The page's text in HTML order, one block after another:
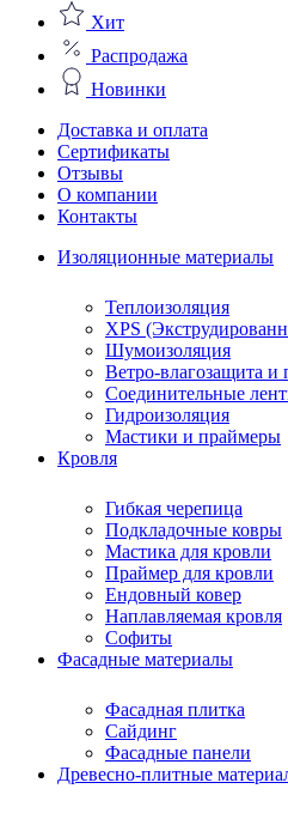
Хит
Распродажа
Новинки
Доставка и оплата
Сертификаты
Отзывы
О компании
Контакты
Изоляционные материалы
Теплоизоляция
XPS
Шумоизоляция
Ветро-влагозащита и
Соединительные
Гидроизоляция
Мастики и праймеры
Кровля
Гибкая черепица
Подкладочные ковры
Мастика для кровли
Праймер для кровли
Ендовный ковер
Наплавляемая кровля
Софиты
Фасадные материалы
Фасадная плитка
Сайдинг
Фасадные панели
Древесно-плитные